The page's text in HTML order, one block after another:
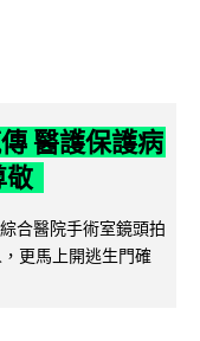
醫護保護病
敬
合醫院手術室鏡頭拍
更馬上開逃生門確